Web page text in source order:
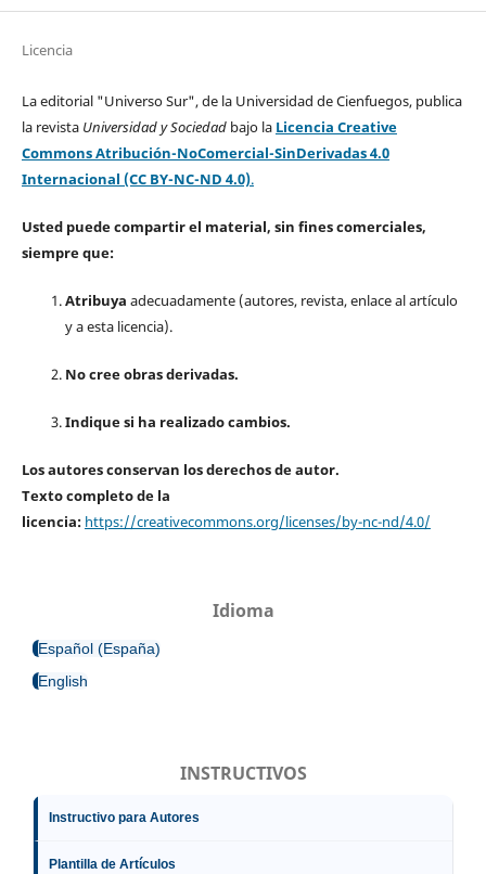
Licencia
La editorial "Universo Sur", de la Universidad de Cienfuegos, publica
la revista Universidad y Sociedad bajo la Licencia Creative
Commons Atribución-NoComercial-SinDerivadas 4.0
Internacional (CC BY-NC-ND 4.0).
Usted puede compartir el material, sin fines comerciales,
siempre que:
Atribuya adecuadamente (autores, revista, enlace al artículo
y a esta licencia).
No cree obras derivadas.
Indique si ha realizado cambios.
Los autores conservan los derechos de autor.
Texto completo de la
licencia: https://creativecommons.org/licenses/by-nc-nd/4.0/
Idioma
Español (España)
English
INSTRUCTIVOS
Instructivo para Autores
Plantilla de Artículos